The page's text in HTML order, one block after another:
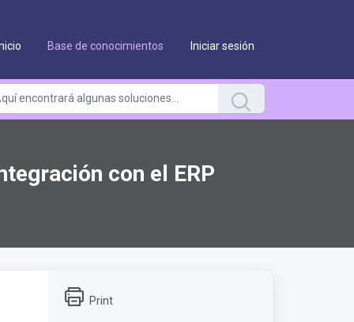
Base de conocimientos Iniciar sesión
con el ERP
Print